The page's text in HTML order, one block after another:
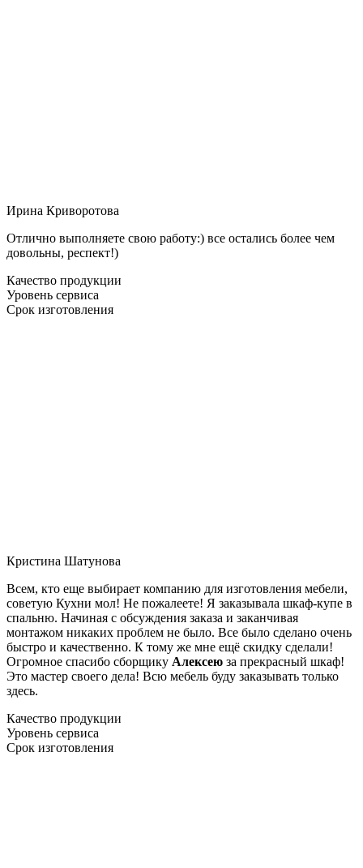
Ирина Криворотова
Отлично выполняете свою работу:) все остались более чем
довольны, респект!)
Качество продукции
Уровень сервиса
Срок изготовления
Кристина Шатунова
Всем, кто еще выбирает компанию для изготовления мебели,
советую Кухни мол! Не пожалеете! Я заказывала шкаф-купе в
спальню. Начиная с обсуждения заказа и заканчивая
монтажом никаких проблем не было. Все было сделано очень
быстро и качественно. К тому же мне ещё скидку сделали!
Огромное спасибо сборщику Алексею за прекрасный шкаф!
Это мастер своего дела! Всю мебель буду заказывать только
здесь.
Качество продукции
Уровень сервиса
Срок изготовления